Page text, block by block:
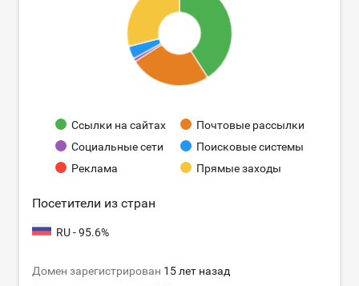
Ссылки на сайтах
Почтовые рассылки
Социальные сети
Поисковые системы
Реклама
Прямые заходы
Посетители из стран
RU - 95.6%
Домен зарегистрирован 15 лет назад